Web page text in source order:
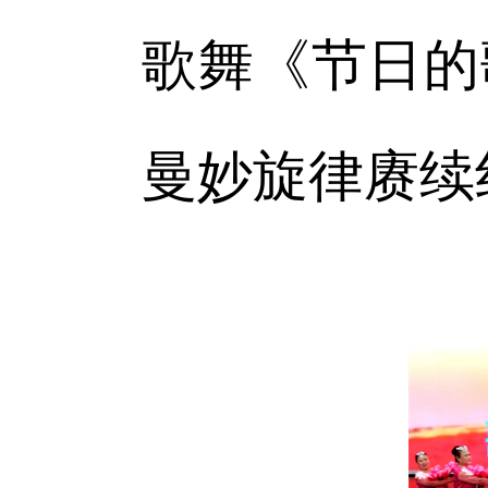
歌舞《节日
曼妙旋律赓